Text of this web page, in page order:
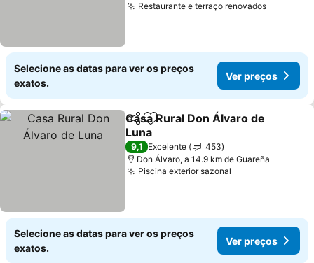
Restaurante e terraço renovadosVer
Selecione as datas para ver os preços
exatos.
Ver preços
PartilharAdicionar aos favoritos
Casa Rural Don Álvaro de
Luna
Ver preços
9,1 Excelente
453
Don Álvaro, a 14.9 km de Guareña
Piscina exterior sazonal
Selecione as datas para ver os preços
exatos.
Ver preços